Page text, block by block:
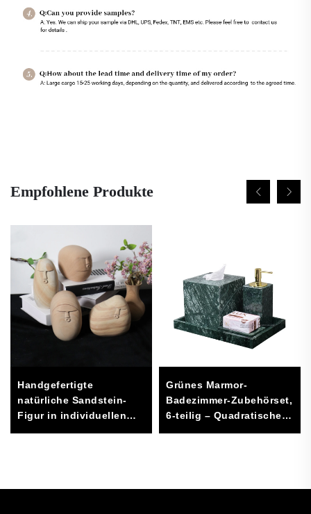
Empfohlene Produkte
Handgefertigte
natürliche Sandstein-
Figur in individuellen
Büro und Galerie
Grünes Marmor-
Badezimmer-Zubehörset,
6-teilig – Quadratisches